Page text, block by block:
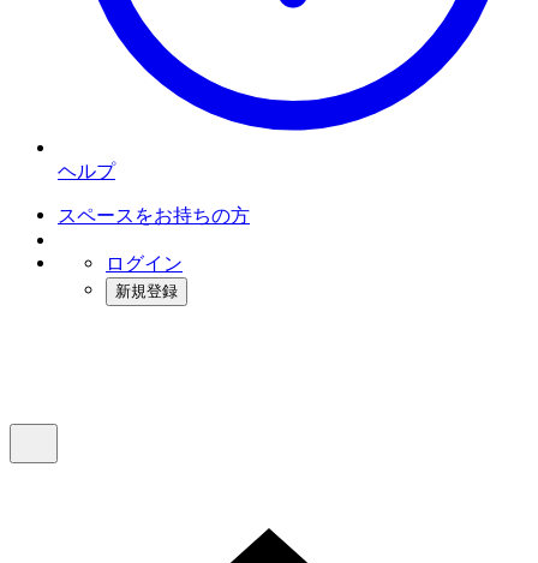
ヘルプ
スペースをお持ちの方
ログイン
新規登録